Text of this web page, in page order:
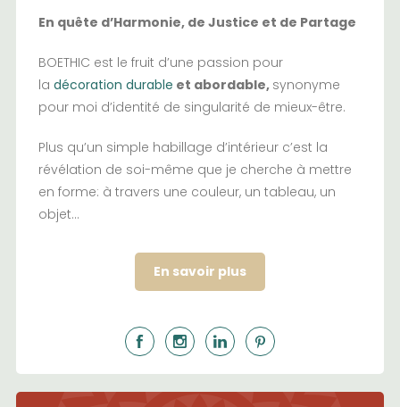
En quête d’Harmonie, de Justice et de Partage
BOETHIC est le fruit d’une passion pour
la décoration durable et abordable, synonyme
pour moi d’identité de singularité de mieux-être.
Plus qu’un simple habillage d’intérieur c’est la
révélation de soi-même que je cherche à mettre
en forme: à travers une couleur, un tableau, un
objet…
En savoir plus